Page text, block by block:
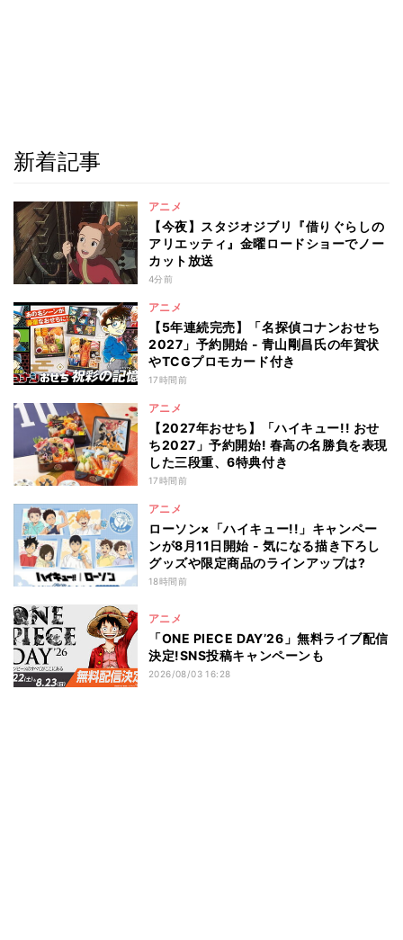
新着記事
アニメ
【今夜】スタジオジブリ『借りぐらしの
アリエッティ』金曜ロードショーでノー
カット放送
4分前
アニメ
【5年連続完売】「名探偵コナンおせち
2027」予約開始 - 青山剛昌氏の年賀状
やTCGプロモカード付き
17時間前
アニメ
【2027年おせち】「ハイキュー!! おせ
ち2027」予約開始! 春高の名勝負を表現
した三段重、6特典付き
17時間前
アニメ
ローソン×「ハイキュー!!」キャンペー
ンが8月11日開始 - 気になる描き下ろし
グッズや限定商品のラインアップは?
18時間前
アニメ
「ONE PIECE DAY’26」無料ライブ配信
決定!SNS投稿キャンペーンも
2026/08/03 16:28